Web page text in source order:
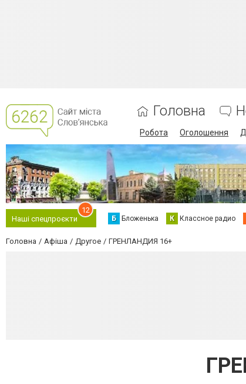
Головна
Робота Оголошення
Наші спецпроєкти
12
Б Бложенька К Классное радио
Головна Афіша Другое ГРЕНЛАНДИЯ 16+